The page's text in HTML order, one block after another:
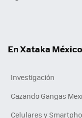
En Xataka
Investigación
Cazando Gangas
Celulares y